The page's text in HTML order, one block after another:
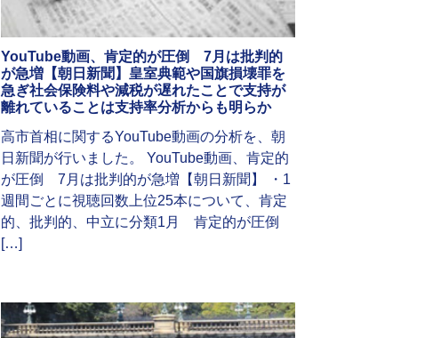
YouTube動画、肯定的が圧倒 7月は批判的
が急増【朝日新聞】皇室典範や国旗損壊罪を
急ぎ社会保険料や減税が遅れたことで支持が
離れていることは支持率分析からも明らか
高市首相に関するYouTube動画の分析を、朝
日新聞が行いました。 YouTube動画、肯定的
が圧倒 7月は批判的が急増【朝日新聞】 ・1
週間ごとに視聴回数上位25本について、肯定
的、批判的、中立に分類1月 肯定的が圧倒
[…]